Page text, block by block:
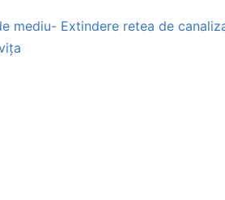
mediu- Extindere retea de